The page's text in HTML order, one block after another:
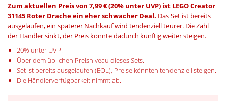
Zum aktuellen Preis von 7,99 € (20% unter UVP) ist LEGO Creator
31145 Roter Drache ein eher schwacher Deal. Das Set ist bereits
ausgelaufen, ein späterer Nachkauf wird tendenziell teurer. Die Zahl
der Händler sinkt, der Preis könnte dadurch künftig weiter steigen.
20% unter UVP.
Über dem üblichen Preisniveau dieses Sets.
Set ist bereits ausgelaufen (EOL), Preise könnten tendenziell steigen.
Die Händlerverfügbarkeit nimmt ab.